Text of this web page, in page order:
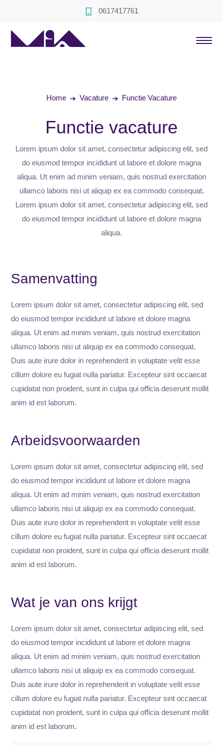
0617417761
Home Vacature Functie Vacature
Functie vacature
Lorem ipsum dolor sit amet, consectetur adipiscing elit, sed
do eiusmod tempor incididunt ut labore et dolore magna
aliqua. Ut enim ad minim veniam, quis nostrud exercitation
ullamco laboris nisi ut aliquip ex ea commodo consequat.
Lorem ipsum dolor sit amet, consectetur adipiscing elit, sed
do eiusmod tempor incididunt ut labore et dolore magna
aliqua.
Samenvatting
Lorem ipsum dolor sit amet, consectetur adipiscing elit, sed
do eiusmod tempor incididunt ut labore et dolore magna
aliqua. Ut enim ad minim veniam, quis nostrud exercitation
ullamco laboris nisi ut aliquip ex ea commodo consequat.
Duis aute irure dolor in reprehenderit in voluptate velit esse
cillum dolore eu fugiat nulla pariatur. Excepteur sint occaecat
cupidatat non proident, sunt in culpa qui officia deserunt mollit
anim id est laborum.
Arbeidsvoorwaarden
Lorem ipsum dolor sit amet, consectetur adipiscing elit, sed
do eiusmod tempor incididunt ut labore et dolore magna
aliqua. Ut enim ad minim veniam, quis nostrud exercitation
ullamco laboris nisi ut aliquip ex ea commodo consequat.
Duis aute irure dolor in reprehenderit in voluptate velit esse
cillum dolore eu fugiat nulla pariatur. Excepteur sint occaecat
cupidatat non proident, sunt in culpa qui officia deserunt mollit
anim id est laborum.
Wat je van ons krijgt
Lorem ipsum dolor sit amet, consectetur adipiscing elit, sed
do eiusmod tempor incididunt ut labore et dolore magna
aliqua. Ut enim ad minim veniam, quis nostrud exercitation
ullamco laboris nisi ut aliquip ex ea commodo consequat.
Duis aute irure dolor in reprehenderit in voluptate velit esse
cillum dolore eu fugiat nulla pariatur. Excepteur sint occaecat
cupidatat non proident, sunt in culpa qui officia deserunt mollit
anim id est laborum.